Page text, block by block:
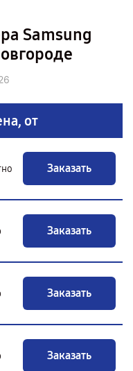
Samsung
от
Заказать
Заказать
Заказать
Заказать